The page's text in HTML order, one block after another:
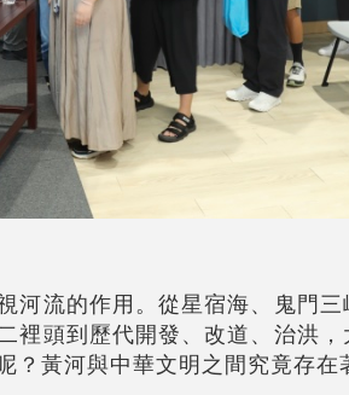
河流的作用。從星宿海、鬼門
裡頭到歷代開發、改道、治洪，
？黃河與中華文明之間究竟存在